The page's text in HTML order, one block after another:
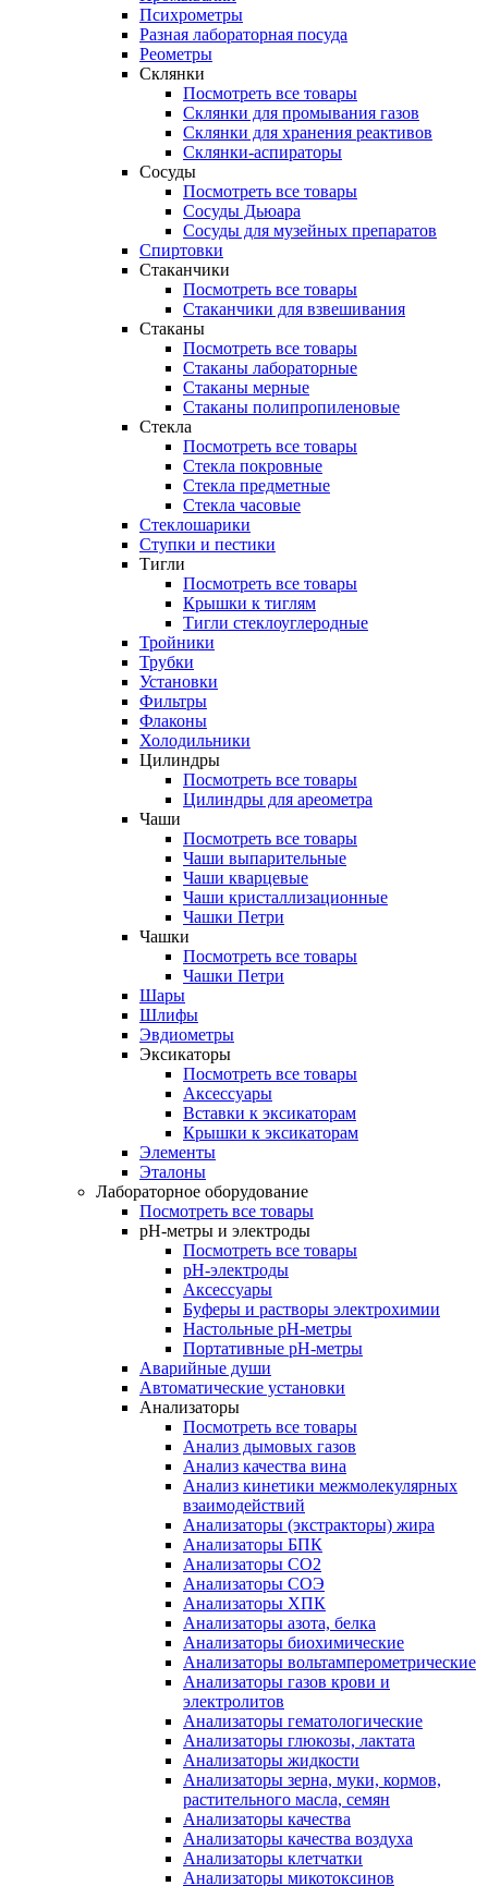
Психрометры
Разная лабораторная посуда
Реометры
Склянки
Посмотреть все товары
Склянки для промывания газов
Склянки для хранения реактивов
Склянки-аспираторы
Сосуды
Посмотреть все товары
Сосуды Дьюара
Сосуды для музейных препаратов
Спиртовки
Стаканчики
Посмотреть все товары
Стаканчики для взвешивания
Стаканы
Посмотреть все товары
Стаканы лабораторные
Стаканы мерные
Стаканы полипропиленовые
Стекла
Посмотреть все товары
Стекла покровные
Стекла предметные
Стекла часовые
Стеклошарики
Ступки и пестики
Тигли
Посмотреть все товары
Крышки к тиглям
Тигли стеклоуглеродные
Тройники
Трубки
Установки
Фильтры
Флаконы
Холодильники
Цилиндры
Посмотреть все товары
Цилиндры для ареометра
Чаши
Посмотреть все товары
Чаши выпарительные
Чаши кварцевые
Чаши кристаллизационные
Чашки Петри
Чашки
Посмотреть все товары
Чашки Петри
Шары
Шлифы
Эвдиометры
Эксикаторы
Посмотреть все товары
Аксессуары
Вставки к эксикаторам
Крышки к эксикаторам
Элементы
Эталоны
Лабораторное оборудование
Посмотреть все товары
pH-метры и электроды
Посмотреть все товары
pH-электроды
Аксессуары
Буферы и растворы электрохимии
Настольные рН-метры
Портативные рН-метры
Аварийные души
Автоматические установки
Анализаторы
Посмотреть все товары
Анализ дымовых газов
Анализ качества вина
Анализ кинетики межмолекулярных
взаимодействий
Анализаторы (экстракторы) жира
Анализаторы БПК
Анализаторы СО2
Анализаторы СОЭ
Анализаторы ХПК
Анализаторы азота, белка
Анализаторы биохимические
Анализаторы вольтамперометрические
Анализаторы газов крови и
электролитов
Анализаторы гематологические
Анализаторы глюкозы, лактата
Анализаторы жидкости
Анализаторы зерна, муки, кормов,
растительного масла, семян
Анализаторы качества
Анализаторы качества воздуха
Анализаторы клетчатки
Анализаторы микотоксинов